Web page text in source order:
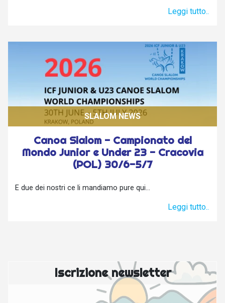
Leggi tutto..
Canoa Slalom - Campionato del
Mondo Junior e Under 23 - Cracovia
(POL) 30/6-5/7
SLALOM NEWS
E due dei nostri ce li mandiamo pure qui...
Leggi tutto..
Iscrizione newsletter